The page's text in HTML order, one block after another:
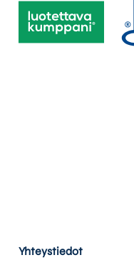
Yhteystiedot